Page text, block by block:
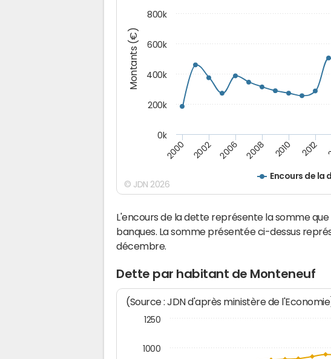
Montants (€)
Encours de la
2000 2002 2006 2008 2010 2012
0k
200k
400k
600k
800k
© JDN 2026
L'encours de la dette représente la somme
banques. La somme présentée ci-dessus
décembre.
Dette par habitant de Monteneuf
(Source : JDN d'après ministère de
1000
1250